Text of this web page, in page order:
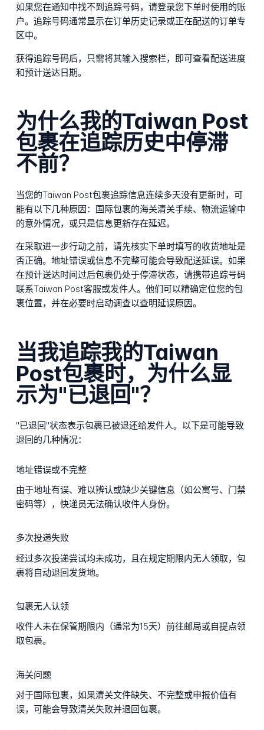
如果您在通知中找不到追踪号码，请登录您下单时使用的账
户。追踪号码通常显示在订单历史记录或正在配送的订单专
区中。
获得追踪号码后，只需将其输入搜索栏，即可查看配送进度
和预计送达日期。
为什么我的Taiwan Post
包裹在追踪历史中停滞
不前？
当您的Taiwan Post包裹追踪信息连续多天没有更新时，可
能有以下几种原因：国际包裹的海关清关手续、物流运输中
的意外情况，或只是信息更新存在延迟。
在采取进一步行动之前，请先核实下单时填写的收货地址是
否正确。地址错误或信息不完整可能会导致配送延误。如果
在预计送达时间过后包裹仍处于停滞状态，请携带追踪号码
联系Taiwan Post客服或发件人。他们可以精确定位您的包
裹位置，并在必要时启动调查以查明延误原因。
当我追踪我的Taiwan
Post包裹时，为什么显
示为"已退回"？
"已退回"状态表示包裹已被退还给发件人。以下是可能导致
退回的几种情况：
地址错误或不完整
由于地址有误、难以辨认或缺少关键信息（如公寓号、门禁
密码等），快递员无法确认收件人身份。
多次投递失败
经过多次投递尝试均未成功，且在规定期限内无人领取，包
裹将自动退回发货地。
包裹无人认领
收件人未在保管期限内（通常为15天）前往邮局或自提点领
取包裹。
海关问题
对于国际包裹，如果清关文件缺失、不完整或申报价值有
误，可能会导致清关失败并退回包裹。